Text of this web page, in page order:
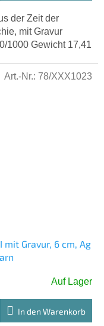
der Zeit der
mit Gravur
1000 Gewicht 17,41
mit Gravur, 6 cm, Ag
Auf Lager
In den Warenkorb
Art.-Nr.: 78/XXX1023